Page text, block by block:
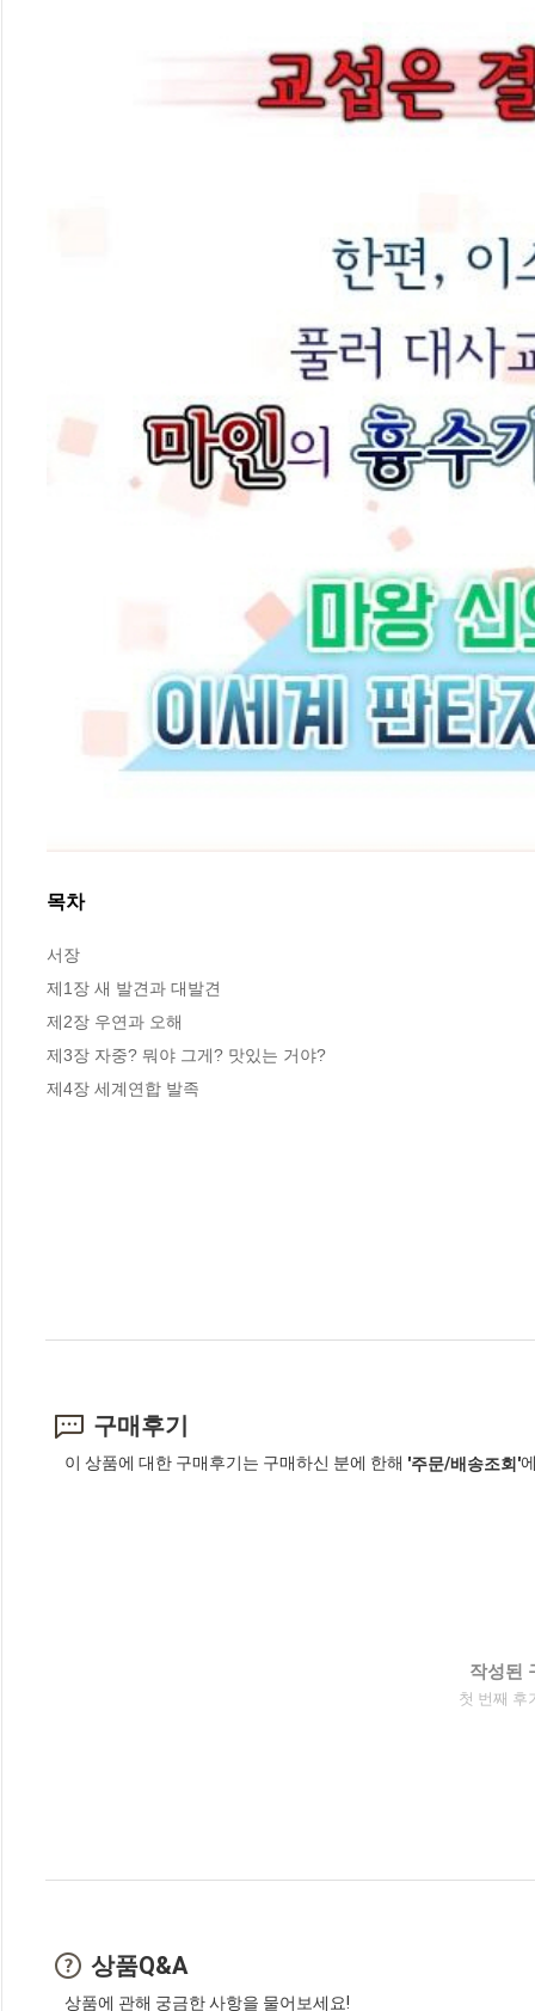
목차
서장
제1장 새 발견과 대발견
제2장 우연과 오해
제3장 자중? 뭐야 그게? 맛있는 거야?
제4장 세계연합 발족
구매후기
이 상품에 대한 구매후기는 구매하신 분에 한해 '주문/배송조회'
작성된
첫 번째 후
상품Q&A
상품에 관해 궁금한 사항을 물어보세요!